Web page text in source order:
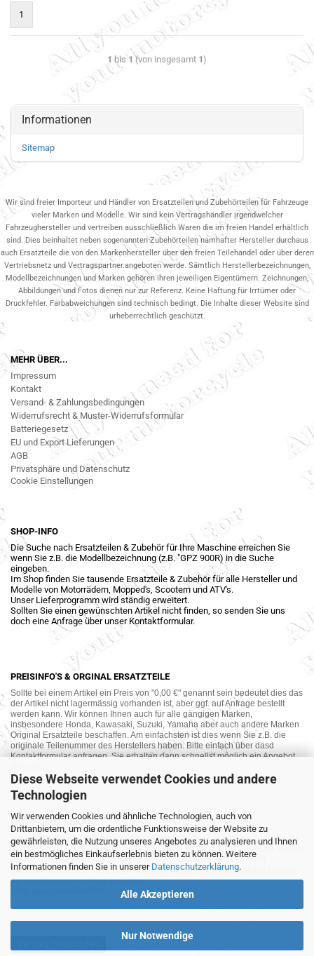
Diese Webseite verwendet Cookies und andere
Technologien
Wir verwenden Cookies und ähnliche Technologien, auch von
Drittanbietern, um die ordentliche Funktionsweise der Website zu
gewährleisten, die Nutzung unseres Angebotes zu analysieren und Ihnen
ein bestmögliches Einkaufserlebnis bieten zu können. Weitere
Informationen finden Sie in unserer Datenschutzerklärung.
Alle Akzeptieren
Nur Notwendige
1
1 bis 1 (von insgesamt 1)
Informationen
Sitemap
Wir sind freier Importeur und Händler von Ersatzteilen und Zubehörteilen für Fahrzeuge
vieler Marken und Modelle. Wir sind kein Vertragshändler irgendwelcher
Fahrzeughersteller und vertreiben ausschließlich Waren die im freien Handel erhältlich
sind. Dies beinhaltet neben sogenannten Zubehörteilen namhafter Hersteller durchaus
auch Ersatzteile die von den Markenhersteller über den freien Teilehandel oder über deren
Vertriebsnetz und Vertragspartner.angeboten werde. Sämtlich Herstellerbezeichnungen,
Modellbezeichnungen und Marken gehören ihren jeweiligen Eigentümern. Zeichnungen,
Abbildungen und Fotos dienen nur zur Referenz. Keine Haftung für Irrtümer oder
Druckfehler. Farbabweichungen sind technisch bedingt. Die Inhalte dieser Website sind
urheberrechtlich geschützt.
MEHR ÜBER...
Impressum
Kontakt
Versand- & Zahlungsbedingungen
Widerrufsrecht & Muster-Widerrufsformular
Batteriegesetz
EU und Export Lieferungen
AGB
Privatsphäre und Datenschutz
Cookie Einstellungen
SHOP-INFO
Die Suche nach Ersatzteilen & Zubehör für Ihre Maschine erreichen Sie
wenn Sie z.B. die Modellbezeichnung (z.B. "GPZ 900R) in die Suche
eingeben.
Im Shop finden Sie tausende Ersatzteile & Zubehör für alle Hersteller und
Modelle von Motorrädern, Mopped's, Scootern und ATV's.
Unser Lieferprogramm wird ständig erweitert.
Sollten Sie einen gewünschten Artikel nicht finden, so senden Sie uns
doch eine Anfrage über unser Kontaktformular.
PREISINFO'S & ORGINAL ERSATZTEILE
Sollte bei einem Artikel ein Preis von "0,00 €" genannt sein bedeutet dies das
der Artikel nicht lagermässig vorhanden ist, aber ggf. auf Anfrage bestellt
werden kann. Wir können Ihnen auch für alle gängigen Marken,
insbesondere Honda, Kawasaki, Suzuki, Yamaha aber auch andere Marken
Original Ersatzteile beschaffen. Am einfachsten ist dies wenn Sie z.B. die
originale Teilenummer des Herstellers haben. Bitte einfach über dasd
Kontaktformular anfragen. Sie erhalten dann schnellst möglich ein Angebot
MOTORRAD-ANKAUF
Sie möchte Ihr altes Motorrad oder Ihre Motorradteile verkaufen ? Wir kaufen
auch gebrauchte Motorräder und Ersatzteilträger sowie Ersatzteile an. Bieten
Sie uns doch unverbindlich das was Sie verkaufen möchten an. Wir
bemühen uns dann eine sowohl für Sie als auch für uns akzeptable Lösung
mit angemessenem Preis zu finden.